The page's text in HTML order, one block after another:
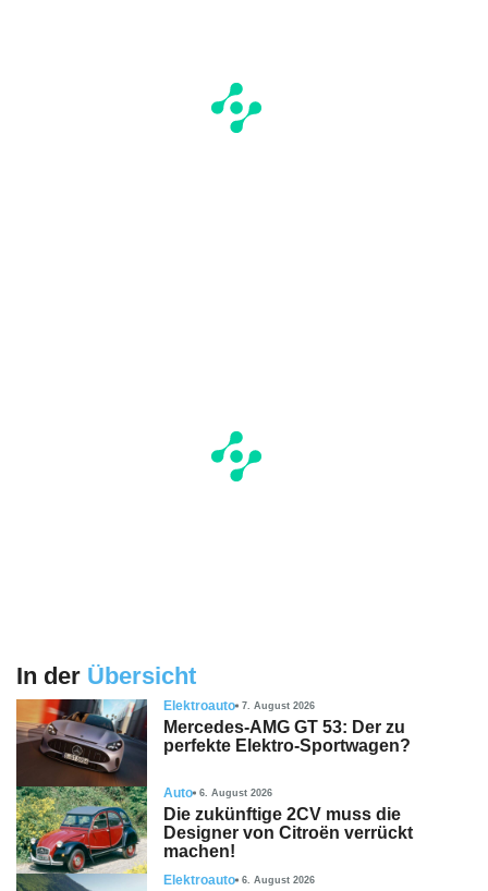
In der Übersicht
Elektroauto 7. August 2026
Mercedes-AMG GT 53: Der zu
perfekte Elektro-Sportwagen?
Auto 6. August 2026
Die zukünftige 2CV muss die
Designer von Citroën verrückt
machen!
Elektroauto 6. August 2026